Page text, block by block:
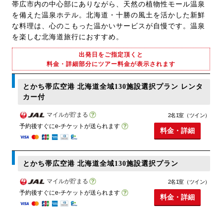
帯広市内の中心部にありながら、天然の植物性モール温泉
を備えた温泉ホテル。北海道・十勝の風土を活かした新鮮
な料理は、心のこもった温かいサービスが自慢です。温泉
を楽しむ北海道旅行におすすめ。
出発日をご指定頂くと
料金・詳細部分にツアー料金が表示されます
とかち帯広空港 北海道全域130施設選択プラン レンタ
カー付
マイルが貯まる
予約後すぐにe-チケットが送られます
2名1室（ツイン）
料金・詳細
とかち帯広空港 北海道全域130施設選択プラン
マイルが貯まる
予約後すぐにe-チケットが送られます
2名1室（ツイン）
料金・詳細